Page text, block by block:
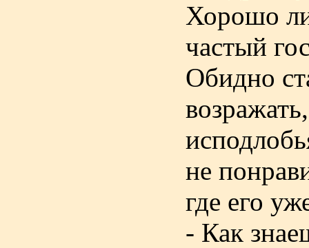
Хорошо ли
частый
Обидно
не
где его
- Как